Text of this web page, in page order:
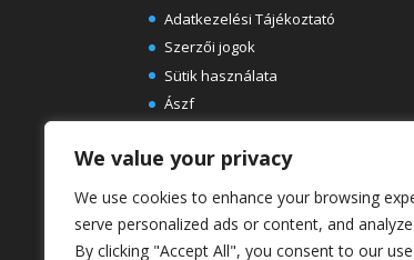
We value your privacy
We use cookies to enhance your browsing
serve personalized ads or content, and
By clicking "Accept All", you consent to our
Adatkezelési Tájékoztató
Szerzői jogok
Sütik használata
Ászf
Ingyenes e-könyvek festészeti
Rólunk